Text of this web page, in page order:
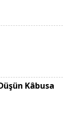
Kâbusa